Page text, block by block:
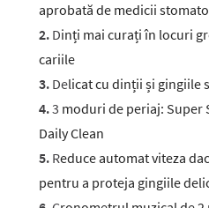
aprobată de medicii
2. Dinți mai curați în locuri
cariile
3. Delicat cu dinții și gingiile
4.3 moduri de periaj: Super
Daily Clean
5. Reduce automat viteza
pentru a proteja gingiile